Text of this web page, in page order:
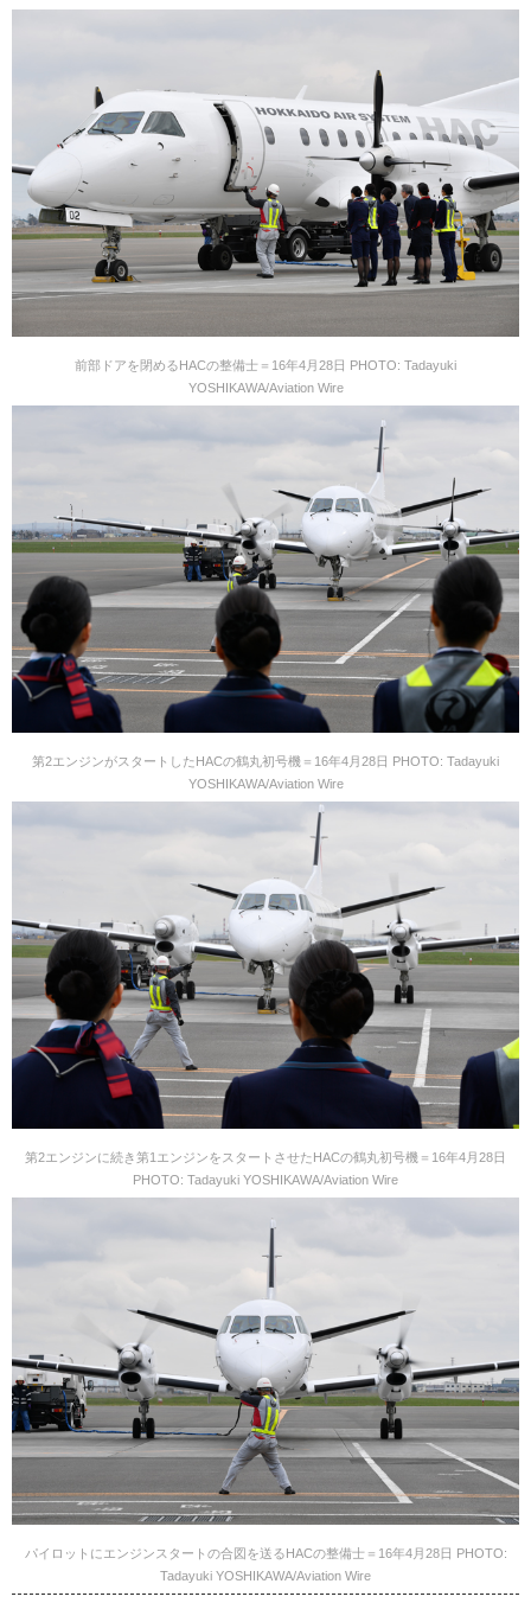
前部ドアを閉めるHACの整備士＝16年4月28日 PHOTO: Tadayuki
YOSHIKAWA/Aviation Wire
第2エンジンがスタートしたHACの鶴丸初号機＝16年4月28日 PHOTO: Tadayuki
YOSHIKAWA/Aviation Wire
第2エンジンに続き第1エンジンをスタートさせたHACの鶴丸初号機＝16年4月28日
PHOTO: Tadayuki YOSHIKAWA/Aviation Wire
パイロットにエンジンスタートの合図を送るHACの整備士＝16年4月28日 PHOTO:
Tadayuki YOSHIKAWA/Aviation Wire